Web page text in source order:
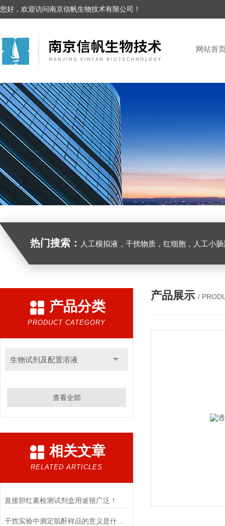
您好，欢迎访问南京信帆生物技术有限公司！
网站首
热门搜索： 人工模拟液，干扰物质，红细胞，人工小
产品分类
PRODUCT CATEGORY
生物试剂及配置溶液
查看全部
相关文章
RELATED ARTICLES
直接胆红素检测试剂盒用途很广泛！
干扰实验中测定肌酐样品的意义是什么？
产品展示 /